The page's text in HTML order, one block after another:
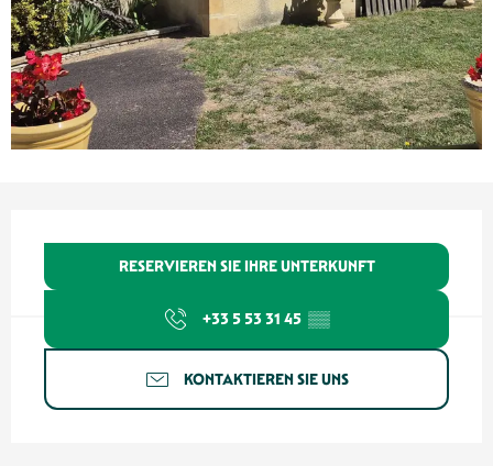
RESERVIEREN SIE IHRE UNTERKUNFT
+33 5 53 31 45 ▒▒
KONTAKTIEREN SIE UNS